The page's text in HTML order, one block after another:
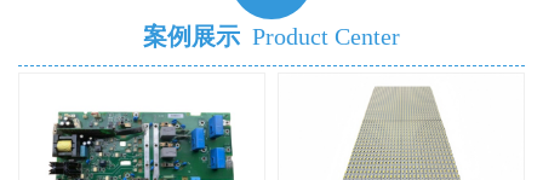
案例展示 Product Center